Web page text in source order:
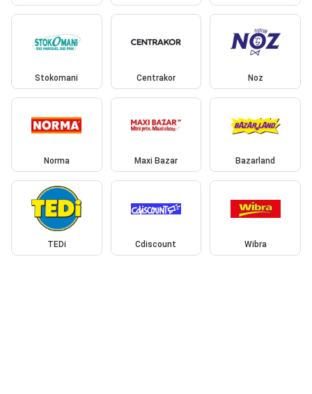
Stokomani Centrakor Noz
Norma Maxi Bazar Bazarland
TEDi Cdiscount Wibra